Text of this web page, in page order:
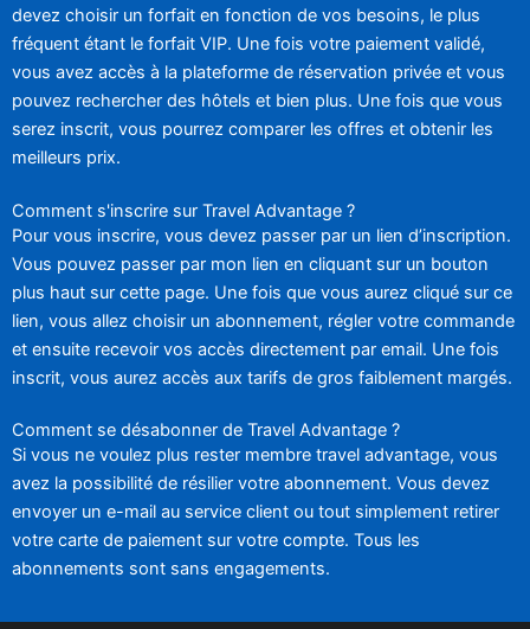
devez choisir un forfait en fonction de vos besoins, le plus
fréquent étant le forfait VIP. Une fois votre paiement validé,
vous avez accès à la plateforme de réservation privée et vous
pouvez rechercher des hôtels et bien plus. Une fois que vous
serez inscrit, vous pourrez comparer les offres et obtenir les
meilleurs prix.
Comment s'inscrire sur Travel Advantage ?
Pour vous inscrire, vous devez passer par un lien d’inscription.
Vous pouvez passer par mon lien en cliquant sur un bouton
plus haut sur cette page. Une fois que vous aurez cliqué sur ce
lien, vous allez choisir un abonnement, régler votre commande
et ensuite recevoir vos accès directement par email. Une fois
inscrit, vous aurez accès aux tarifs de gros faiblement margés.
Comment se désabonner de Travel Advantage ?
Si vous ne voulez plus rester membre travel advantage, vous
avez la possibilité de résilier votre abonnement. Vous devez
envoyer un e-mail au service client ou tout simplement retirer
votre carte de paiement sur votre compte. Tous les
abonnements sont sans engagements.